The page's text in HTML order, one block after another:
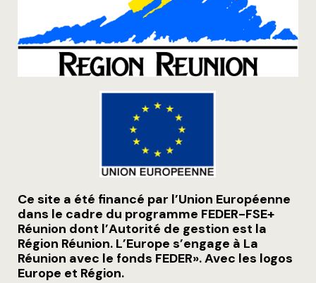
Ce site a été financé par l’Union Européenne
dans le cadre du programme FEDER-FSE+
Réunion dont l’Autorité de gestion est la
Région Réunion. L’Europe s’engage à La
Réunion avec le fonds FEDER». Avec les logos
Europe et Région.